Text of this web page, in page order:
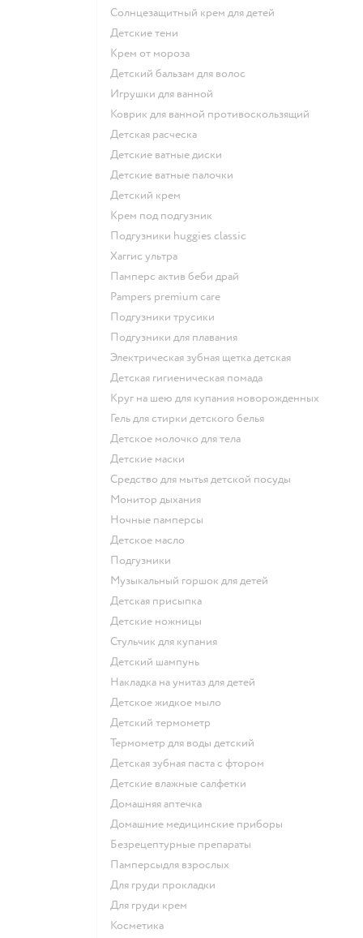
солнцезащитный крем для детей
детские тени
крем от мороза
детский бальзам для волос
игрушки для ванной
коврик для ванной противоскользящий
детская расческа
детские ватные диски
детские ватные палочки
детский крем
крем под подгузник
подгузники huggies classic
хаггис ультра
памперс актив беби драй
pampers premium care
подгузники трусики
подгузники для плавания
электрическая зубная щетка детская
детская гигиеническая помада
круг на шею для купания новорожденных
гель для стирки детского белья
детское молочко для тела
детские маски
средство для мытья детской посуды
монитор дыхания
ночные памперсы
детское масло
подгузники
музыкальный горшок для детей
детская присыпка
детские ножницы
стульчик для купания
детский шампунь
накладка на унитаз для детей
детское жидкое мыло
детский термометр
термометр для воды детский
детская зубная паста с фтором
детские влажные салфетки
домашняя аптечка
домашние медицинские приборы
безрецептурные препараты
памперсыдля взрослых
для груди прокладки
для груди крем
косметика